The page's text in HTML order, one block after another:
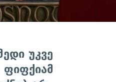
უკვე